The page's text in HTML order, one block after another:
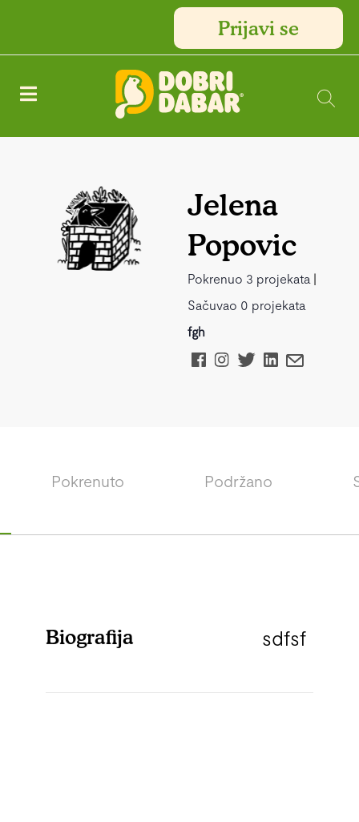
Prijavi se
Jelena
Popovic
Pokrenuo 3 projekata |
Sačuvao 0 projekata
fgh
Pokrenuto Podržano
Biografija sdfsf